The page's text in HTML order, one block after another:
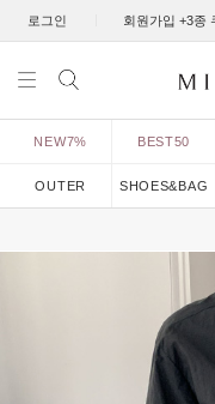
로그인 회원가입 +3종
NEW7% BEST50
OUTER SHOES&BAG